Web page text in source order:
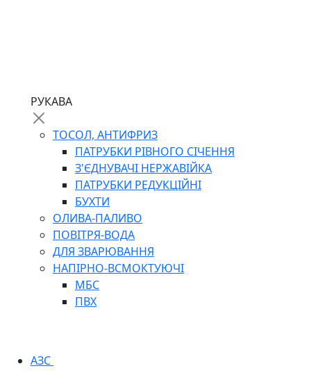
РУКАВА
ТОСОЛ, АНТИФРИЗ
ПАТРУБКИ РІВНОГО СІЧЕННЯ
З'ЄДНУВАЧІ НЕРЖАВІЙКА
ПАТРУБКИ РЕДУКЦІЙНІ
БУХТИ
ОЛИВА-ПАЛИВО
ПОВІТРЯ-ВОДА
ДЛЯ ЗВАРЮВАННЯ
НАПІРНО-ВСМОКТУЮЧІ
МБС
ПВХ
АЗС